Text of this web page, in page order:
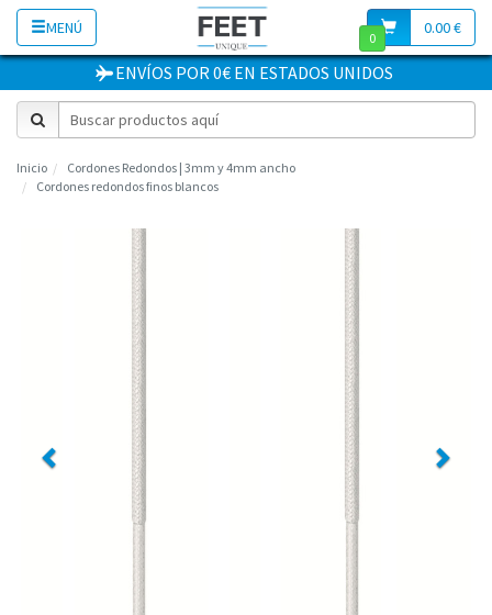
MENÚ 0.00 €
0
ENVÍOS POR 0€ EN ESTADOS UNIDOS
Inicio
Cordones Redondos | 3mm y 4mm ancho
Cordones redondos finos blancos